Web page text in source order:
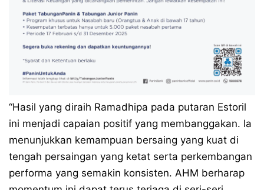
“Hasil yang diraih Ramadhipa pada putaran Estoril
ini menjadi capaian positif yang membanggakan. Ia
menunjukkan kemampuan bersaing yang kuat di
tengah persaingan yang ketat serta perkembangan
performa yang semakin konsisten. AHM berharap